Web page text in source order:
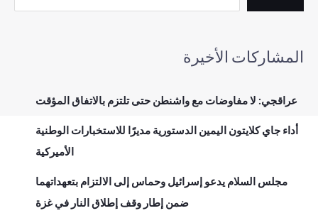
المشاركات الأخيرة
عراقجي: لا مفاوضات مع واشنطن حتى تلتزم بالاتفاق المؤقت
أداء جاي كلايتون اليمين الدستورية مديرًا للاستخبارات الوطنية
الأميركية
مجلس السلام يدعو إسرائيل وحماس إلى الالتزام بتعهداتهما
ضمن إطار وقف إطلاق النار في غزة